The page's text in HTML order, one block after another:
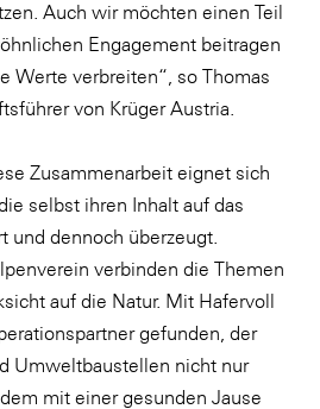
Auch wir möchten einen Teil
Engagement beitragen
Werte verbreiten“, so Thomas
von Krüger Austria.
Zusammenarbeit eignet sich
selbst ihren Inhalt auf das
und dennoch überzeugt.
verbinden die Themen
auf die Natur. Mit Hafervoll
gefunden, der
Umweltbaustellen nicht nur
mit einer gesunden Jause